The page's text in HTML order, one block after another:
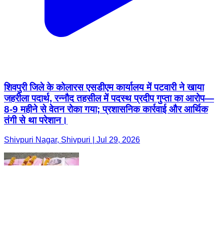
शिवपुरी जिले के कोलारस एसडीएम कार्यालय में पटवारी ने खाया
जहरीला पदार्थ, रन्नौद तहसील में पदस्थ प्रदीप गुप्ता का आरोप—
8-9 महीने से वेतन रोका गया; प्रशासनिक कार्रवाई और आर्थिक
तंगी से था परेशान।
Shivpuri Nagar, Shivpuri | Jul 29, 2026